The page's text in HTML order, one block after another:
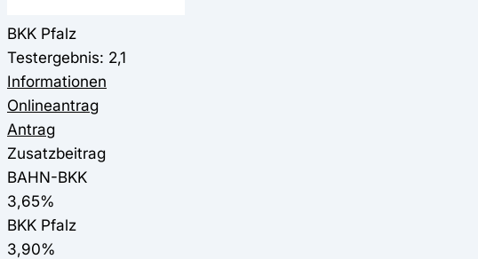
BKK Pfalz
Testergebnis: 2,1
Informationen
Onlineantrag
Antrag
Zusatzbeitrag
BAHN-BKK
3,65%
BKK Pfalz
3,90%